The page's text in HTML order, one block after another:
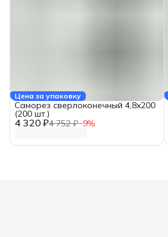
Цена за упаковку
4 320 ₽4 752 ₽−9%
Саморез сверлоконечный 4,8x200
(200 шт.)